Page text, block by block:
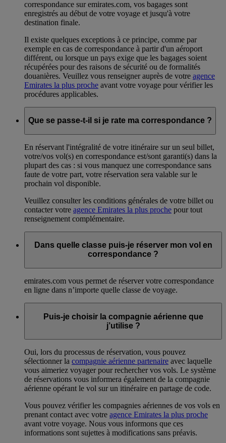
correspondance sur emirates.com, vos bagages sont
enregistrés au début de votre voyage et jusqu'à votre
destination finale.
Il existe quelques exceptions à ce principe, comme par
exemple en cas de correspondance à partir d'un aéroport
différent, ou lorsque un pays exige que les bagages soient
récupérées pour des raisons de sécurité ou de formalités
douanières. Veuillez vous renseigner auprès de votre agence
Emirates la plus proche avant votre voyage pour vérifier les
procédures applicables.
Que se passe-t-il si je rate ma correspondance ?
En réservant l'intégralité de votre itinéraire sur un seul billet,
votre/vos vol(s) en correspondance est/sont garanti(s) dans la
plupart des cas : si vous manquez une correspondance sans
faute de votre part, votre réservation sera valable sur le
prochain vol disponible.
Veuillez consulter les conditions générales de votre billet ou
contacter votre agence Emirates la plus proche pour tout
renseignement complémentaire.
Dans quelle classe puis-je réserver mon vol en
correspondance ?
emirates.com vous permet de réserver votre correspondance
en ligne dans n’importe quelle classe de voyage.
Puis-je choisir la compagnie aérienne que
j’utilise ?
Oui, lors du processus de réservation, vous pouvez
sélectionner la compagnie aérienne partenaire avec laquelle
vous aimeriez voyager pour rechercher vos vols. Le système
de réservations vous informera également de la compagnie
aérienne opérant le vol sur un itinéraire en partage de code.
Vous pouvez vérifier les compagnies aériennes de vos vols en
prenant contact avec votre agence Emirates la plus proche
avant votre voyage. Nous vous informons que ces
informations sont sujettes à modifications sans préavis.